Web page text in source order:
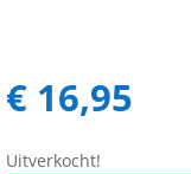
€ 16,95
Uitverkocht!